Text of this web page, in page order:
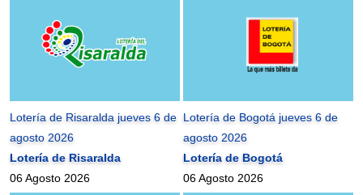
Lotería de Risaralda jueves 6 de
agosto 2026
Lotería de Risaralda
06 Agosto 2026
Lotería de Bogotá jueves 6 de
agosto 2026
Lotería de Bogotá
06 Agosto 2026